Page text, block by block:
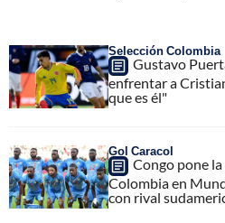
Selección Colombia
Gustavo
enfrentar a
que es él"
Gol Caracol
Congo pone la
Colombia en
con rival